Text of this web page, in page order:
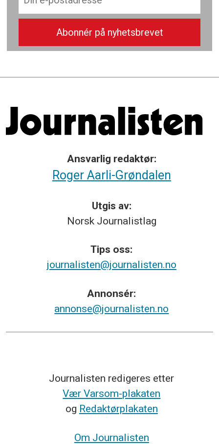
Ansvarlig redaktør:
Roger Aarli-Grøndalen
Utgis av:
Norsk Journalistlag
Tips oss:
journalisten@journalisten.no
Annonsér:
annonse@journalisten.no
Journalisten redigeres etter
Vær Varsom-plakaten
og Redaktørplakaten
Om Journalisten